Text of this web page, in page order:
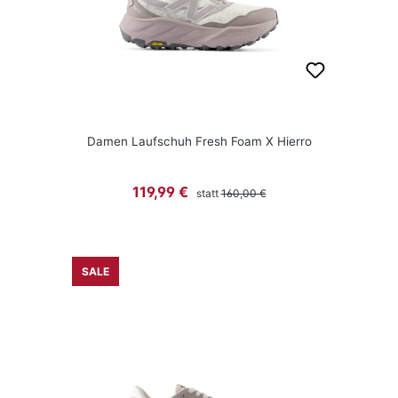
Damen Laufschuh Fresh Foam X Hierro
Verkaufspreis:
119,99 € stattRegulärer Preis:
160,00 €
SALE